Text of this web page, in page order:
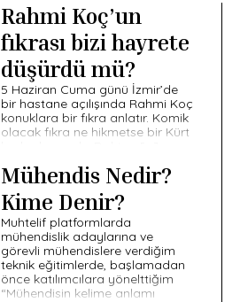
Rahmi Koç’un
fıkrası bizi hayrete
düşürdü mü?
5 Haziran Cuma günü İzmir’de
bir hastane açılışında Rahmi Koç
konuklara bir fıkra anlatır. Komik
olacak fıkra ne hikmetse bir Kürt
Mühendis Nedir?
Kime Denir?
Muhtelif platformlarda
mühendislik adaylarına ve
görevli mühendislere verdiğim
teknik eğitimlerde, başlamadan
önce katılımcılara yönelttiğim
“Mühendisin kelime anlamı